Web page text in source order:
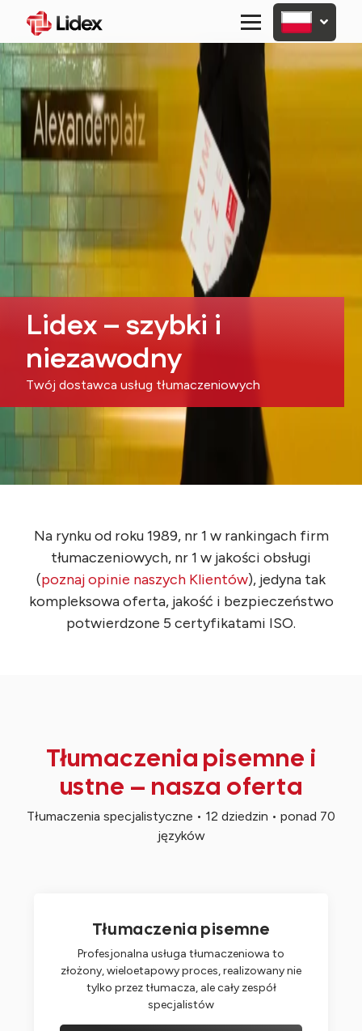
Primary
Menu
Lidex – szybki i
niezawodny
Twój dostawca usług tłumaczeniowych
Na rynku od roku 1989, nr 1 w rankingach firm
tłumaczeniowych, nr 1 w jakości obsługi
(poznaj opinie naszych Klientów), jedyna tak
kompleksowa oferta, jakość i bezpieczeństwo
potwierdzone 5 certyfikatami ISO.
Tłumaczenia pisemne i
ustne – nasza oferta
Tłumaczenia specjalistyczne • 12 dziedzin • ponad 70
języków
Tłumaczenia pisemne
Profesjonalna usługa tłumaczeniowa to
złożony, wieloetapowy proces, realizowany nie
tylko przez tłumacza, ale cały zespół
specjalistów